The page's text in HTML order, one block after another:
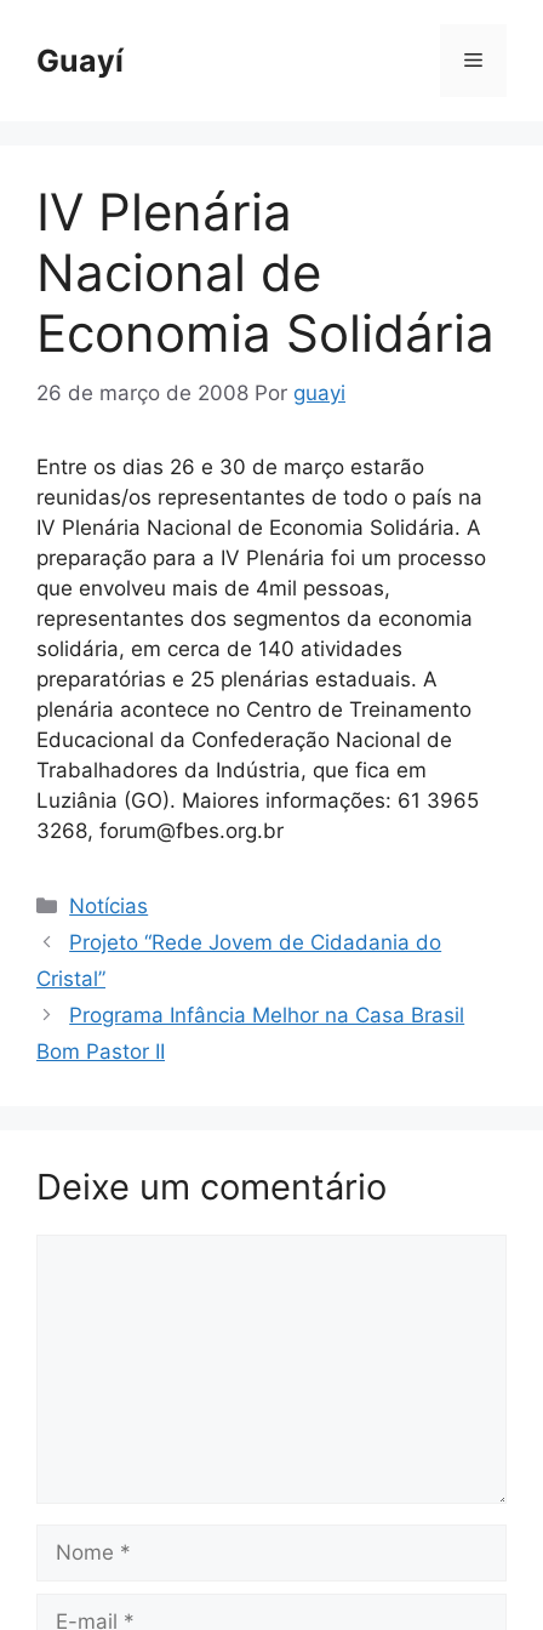
Guayí Menu
IV Plenária
Nacional de
Economia Solidária
26 de março de 2008 Por guayi
Entre os dias 26 e 30 de março estarão
reunidas/os representantes de todo o país na
IV Plenária Nacional de Economia Solidária. A
preparação para a IV Plenária foi um processo
que envolveu mais de 4mil pessoas,
representantes dos segmentos da economia
solidária, em cerca de 140 atividades
preparatórias e 25 plenárias estaduais. A
plenária acontece no Centro de Treinamento
Educacional da Confederação Nacional de
Trabalhadores da Indústria, que fica em
Luziânia (GO). Maiores informações: 61 3965
3268, forum@fbes.org.br
Categorias
Notícias
Projeto “Rede Jovem de Cidadania do
Cristal”
Programa Infância Melhor na Casa Brasil
Bom Pastor II
Deixe um comentário